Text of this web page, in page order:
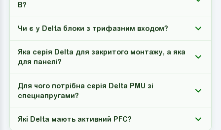
В?
Чи є у Delta блоки з трифазним входом?
Яка серія Delta для закритого монтажу, а яка
для панелі?
Для чого потрібна серія Delta PMU зі
спецнапругами?
Які Delta мають активний PFC?